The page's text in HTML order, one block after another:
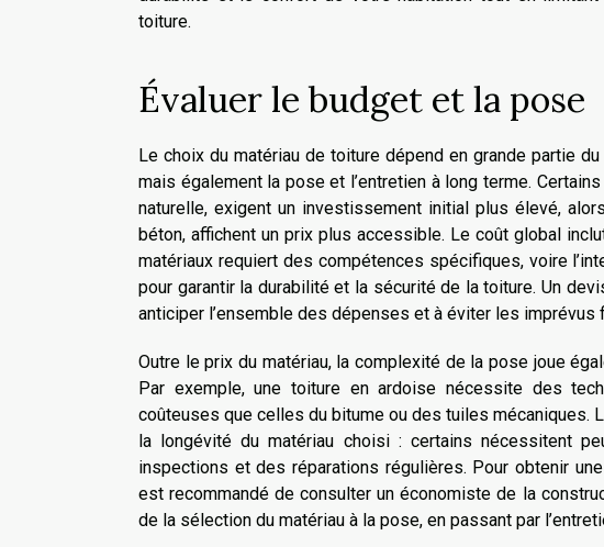
toiture.
Évaluer le budget et la pose
Le choix du matériau de toiture dépend en grande partie
mais également la pose et l’entretien à long terme.
naturelle, exigent un investissement initial plus élevé,
béton, affichent un prix plus accessible. Le coût global
matériaux requiert des compétences spécifiques, voire
pour garantir la durabilité et la sécurité de la toiture. Un
anticiper l’ensemble des dépenses et à éviter les imprévus
Outre le prix du matériau, la complexité de la pose joue
Par exemple, une toiture en ardoise nécessite des
coûteuses que celles du bitume ou des tuiles mécaniques.
la longévité du matériau choisi : certains nécessitent
inspections et des réparations régulières. Pour obtenir
est recommandé de consulter un économiste de la
de la sélection du matériau à la pose, en passant par